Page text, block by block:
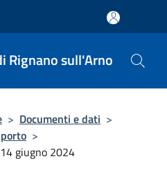
Rignano sull'Arno
> Documenti e dati >
>
giugno 2024